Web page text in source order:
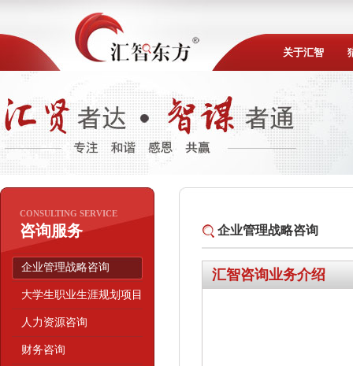
关于汇智
CONSULTING SERVICE
咨询服务
企业管理战略咨询
大学生职业生涯规划项目
人力资源咨询
财务咨询
企业管理战略咨询
汇智咨询业务介绍